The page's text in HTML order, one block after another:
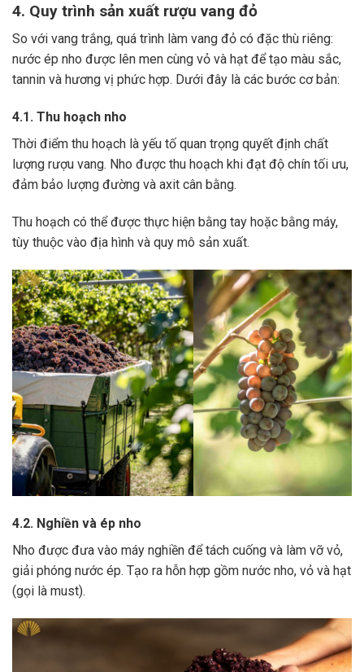
4. Quy trình sản xuất rượu vang đỏ
So với vang trắng, quá trình làm vang đỏ có đặc thù riêng:
nước ép nho được lên men cùng vỏ và hạt để tạo màu sắc,
tannin và hương vị phức hợp. Dưới đây là các bước cơ bản:
4.1. Thu hoạch nho
Thời điểm thu hoạch là yếu tố quan trọng quyết định chất
lượng rượu vang. Nho được thu hoạch khi đạt độ chín tối ưu,
đảm bảo lượng đường và axit cân bằng.
Thu hoạch có thể được thực hiện bằng tay hoặc bằng máy,
tùy thuộc vào địa hình và quy mô sản xuất.
4.2. Nghiền và ép nho
Nho được đưa vào máy nghiền để tách cuống và làm vỡ vỏ,
giải phóng nước ép. Tạo ra hỗn hợp gồm nước nho, vỏ và hạt
(gọi là must).